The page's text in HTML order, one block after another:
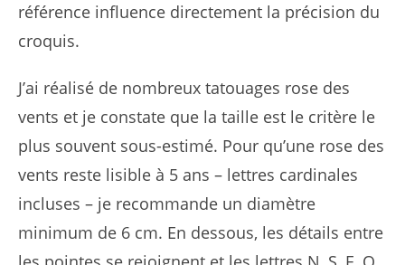
référence influence directement la précision du
croquis.
J’ai réalisé de nombreux tatouages rose des
vents et je constate que la taille est le critère le
plus souvent sous-estimé. Pour qu’une rose des
vents reste lisible à 5 ans – lettres cardinales
incluses – je recommande un diamètre
minimum de 6 cm. En dessous, les détails entre